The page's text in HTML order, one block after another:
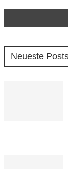
Neueste Posts